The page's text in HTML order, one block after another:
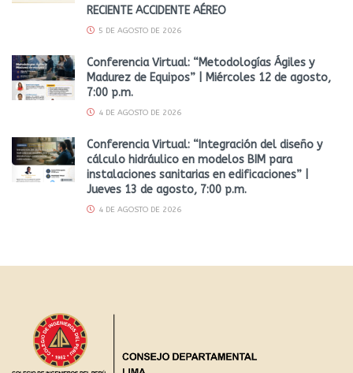
RECIENTE ACCIDENTE AÉREO
5 DE AGOSTO DE 2026
Conferencia Virtual: “Metodologías Ágiles y
Madurez de Equipos” | Miércoles 12 de agosto,
7:00 p.m.
4 DE AGOSTO DE 2026
Conferencia Virtual: “Integración del diseño y
cálculo hidráulico en modelos BIM para
instalaciones sanitarias en edificaciones” |
Jueves 13 de agosto, 7:00 p.m.
4 DE AGOSTO DE 2026